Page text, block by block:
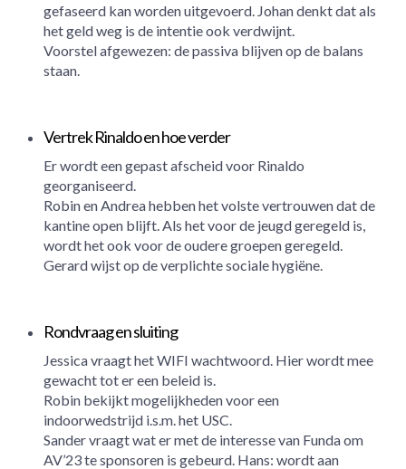
gefaseerd kan worden uitgevoerd. Johan denkt dat als
het geld weg is de intentie ook verdwijnt.
Voorstel afgewezen: de passiva blijven op de balans
staan.
Vertrek Rinaldo en hoe verder
Er wordt een gepast afscheid voor Rinaldo
georganiseerd.
Robin en Andrea hebben het volste vertrouwen dat de
kantine open blijft. Als het voor de jeugd geregeld is,
wordt het ook voor de oudere groepen geregeld.
Gerard wijst op de verplichte sociale hygiëne.
Rondvraag en sluiting
Jessica vraagt het WIFI wachtwoord. Hier wordt mee
gewacht tot er een beleid is.
Robin bekijkt mogelijkheden voor een
indoorwedstrijd i.s.m. het USC.
Sander vraagt wat er met de interesse van Funda om
AV’23 te sponsoren is gebeurd. Hans: wordt aan